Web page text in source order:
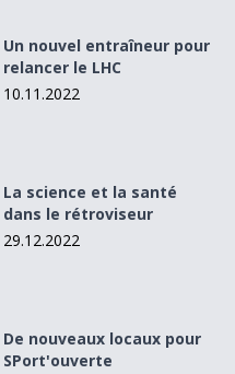
le LHC
Un nouvel entraîneur pour
relancer le LHC
10.11.2022
La science et la santé
dans le rétroviseur
29.12.2022
De nouveaux locaux pour
SPort'ouverte